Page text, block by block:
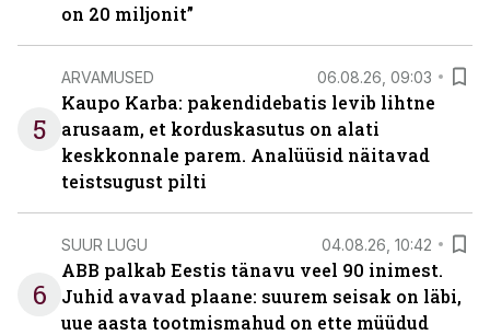
on 20 miljonit”
5
ARVAMUSED 06.08.26, 09:03
Kaupo Karba: pakendidebatis levib lihtne
arusaam, et korduskasutus on alati
keskkonnale parem. Analüüsid näitavad
teistsugust pilti
6
SUUR LUGU 04.08.26, 10:42
ABB palkab Eestis tänavu veel 90 inimest.
Juhid avavad plaane: suurem seisak on läbi,
uue aasta tootmismahud on ette müüdud